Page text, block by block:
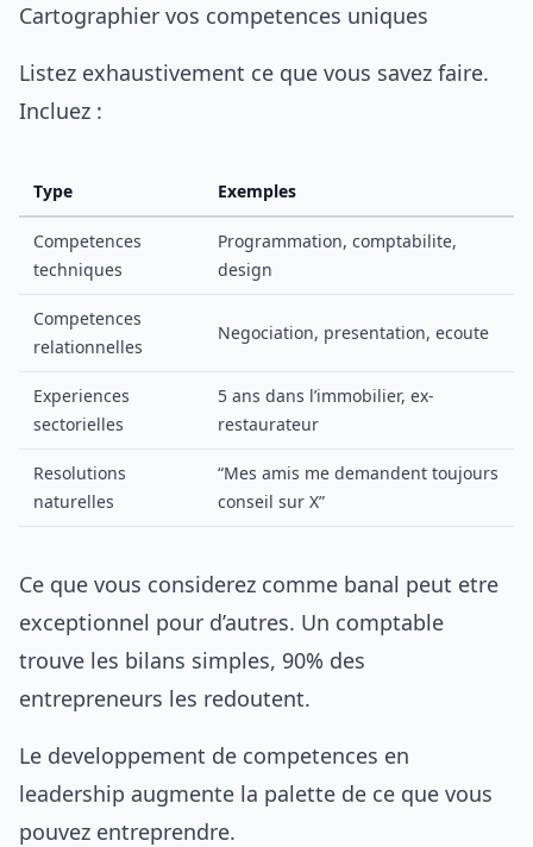
Cartographier vos competences uniques
Listez exhaustivement ce que vous savez faire.
Incluez :
Type Exemples
Competences
techniques
Programmation, comptabilite,
design
Competences
relationnelles
Negociation, presentation, ecoute
Experiences
sectorielles
5 ans dans l’immobilier, ex-
restaurateur
Resolutions
naturelles
“Mes amis me demandent toujours
conseil sur X”
Ce que vous considerez comme banal peut etre
exceptionnel pour d’autres. Un comptable
trouve les bilans simples, 90% des
entrepreneurs les redoutent.
Le developpement de competences en
leadership augmente la palette de ce que vous
pouvez entreprendre.